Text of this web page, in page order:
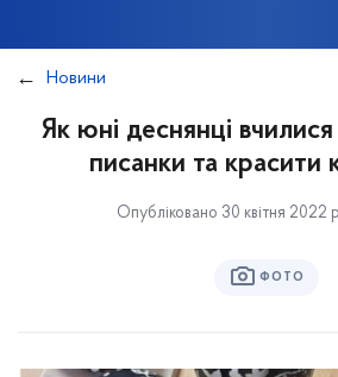
Новини
Як юні деснянці
писанки та красити
Опубліковано 30 квітня 2022
ФОТО